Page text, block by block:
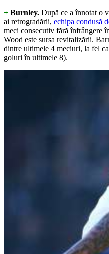
+ Burnley. După ce a înnotat o
ai retrogradării, echipa condusă
meci consecutiv fără înfrângere
Wood este sursa revitalizării.
dintre ultimele 4 meciuri, la fel
goluri în ultimele 8).